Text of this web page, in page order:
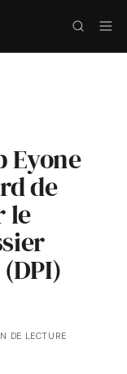
Eyone
de
le
DE LECTURE